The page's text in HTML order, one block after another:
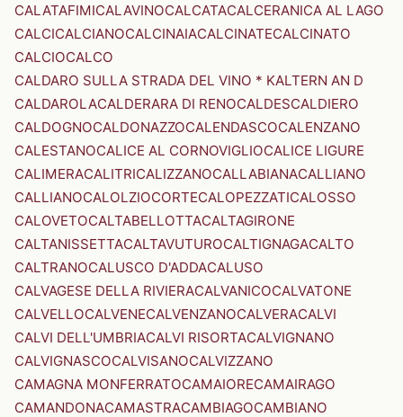
CALATAFIMICALAVINOCALCATACALCERANICA AL LAGO
CALCICALCIANOCALCINAIACALCINATECALCINATO
CALCIOCALCO
CALDARO SULLA STRADA DEL VINO * KALTERN AN D
CALDAROLACALDERARA DI RENOCALDESCALDIERO
CALDOGNOCALDONAZZOCALENDASCOCALENZANO
CALESTANOCALICE AL CORNOVIGLIOCALICE LIGURE
CALIMERACALITRICALIZZANOCALLABIANACALLIANO
CALLIANOCALOLZIOCORTECALOPEZZATICALOSSO
CALOVETOCALTABELLOTTACALTAGIRONE
CALTANISSETTACALTAVUTUROCALTIGNAGACALTO
CALTRANOCALUSCO D'ADDACALUSO
CALVAGESE DELLA RIVIERACALVANICOCALVATONE
CALVELLOCALVENECALVENZANOCALVERACALVI
CALVI DELL'UMBRIACALVI RISORTACALVIGNANO
CALVIGNASCOCALVISANOCALVIZZANO
CAMAGNA MONFERRATOCAMAIORECAMAIRAGO
CAMANDONACAMASTRACAMBIAGOCAMBIANO